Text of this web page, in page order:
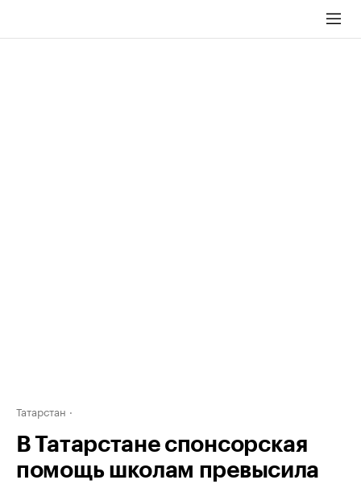
Татарстан
В Татарстане спонсорская
помощь школам превысила